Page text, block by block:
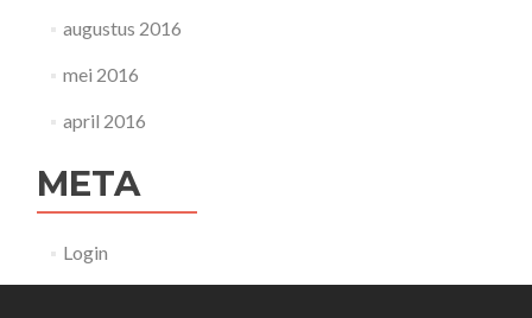
augustus 2016
mei 2016
april 2016
META
Login